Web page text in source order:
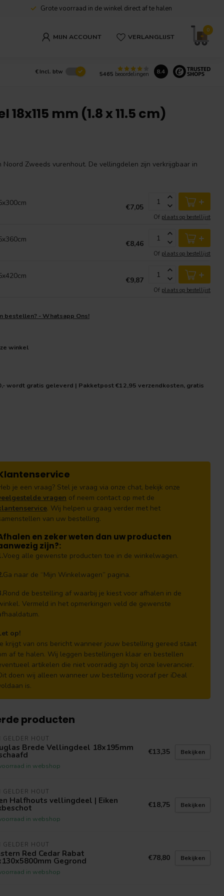
Grote voorraad in de winkel direct af te halen
MIJN ACCOUNT VERLANGLIJST
0
€ Incl. btw 5465 beoordelingen 8.4
mm (1.8 x 11.5 cm)
Zweeds vurenhout. De vellingdelen zijn verkrijgbaar in
€7,05 +
Of plaats op bestellijst
€8,46 +
Of plaats op bestellijst
€9,87 +
Of plaats op bestellijst
bestellen? - Whatsapp Ons!
winkel
wordt gratis geleverd | Pakketpost €12,95 verzendkosten, gratis
je een vraag? Stel je vraag via onze chat, bekijk onze
vragen of neem contact op met de
. Wij helpen u graag verder met het
van uw bestelling.
en zeker weten dan uw producten
zijn?:
Voeg alle gewenste producten toe in de winkelwagen.
Ga naar de “Mijn Winkelwagen” pagina.
Rond de bestelling af waarbij je kiest voor afhalen in de
Vermeld in het opmerkingen veld de gewenste
op!
krijgt van ons bericht wanneer jouw bestelling gereed staat
af te halen. Wij leggen bestellingen klaar en bestellen
artikelen die niet voorradig zijn bij onze leverancier.
doen wij alleen wanneer uw bestelling vooraf per iDeal
is.
producten
GELDER HOUT
Brede Vellingdeel 18x195mm
in webshop
€13,35 Bekijken
GELDER HOUT
Halfhouts vellingdeel | Eiken
in webshop
€18,75 Bekijken
GELDER HOUT
Red Cedar Rabat
Gegrond
in webshop
€78,80 Bekijken